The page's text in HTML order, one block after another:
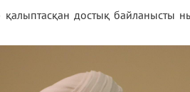
қалыптасқан достық байланысты